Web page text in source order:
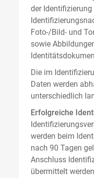
der
Foto-/Bild- und
sowie
Die im
Daten werden
unterschiedlich
Erfolgreiche
werden beim
nach 90 Tagen
Anschluss
übermittelt